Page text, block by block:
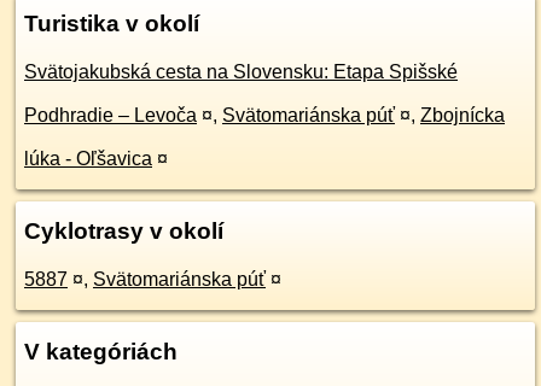
Turistika v okolí
Svätojakubská cesta na Slovensku: Etapa Spišské
Podhradie – Levoča ¤, Svätomariánska púť ¤, Zbojnícka
lúka - Oľšavica ¤
Cyklotrasy v okolí
5887 ¤, Svätomariánska púť ¤
V kategóriách